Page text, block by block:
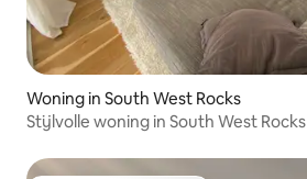
Woning in South West Rocks
Stijlvolle woning in South West Rocks